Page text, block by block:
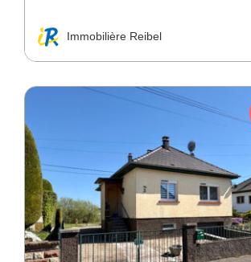
Immobilière Reibel